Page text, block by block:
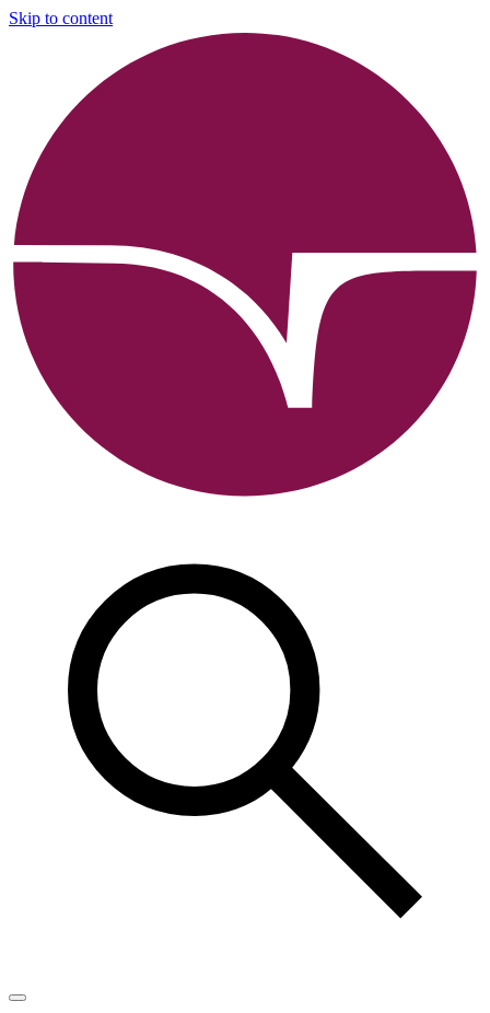
Skip to content